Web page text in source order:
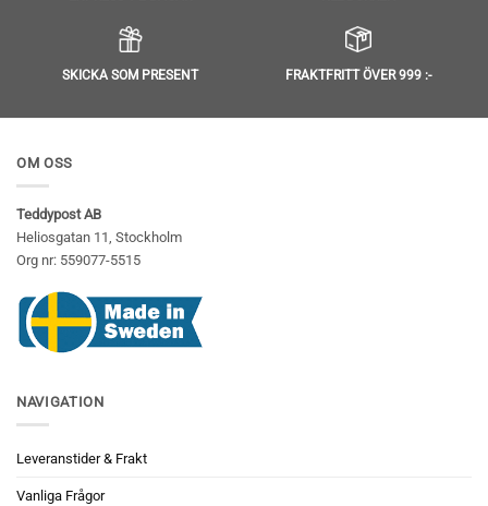
SKICKA SOM PRESENT FRAKTFRITT ÖVER 999 :-
OM OSS
Teddypost AB
Heliosgatan 11, Stockholm
Org nr: 559077-5515
NAVIGATION
Leveranstider & Frakt
Vanliga Frågor